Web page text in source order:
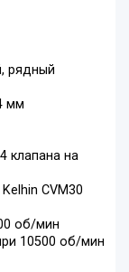
рядный
мм
клапана на
CVM30
об/мин
10500 об/мин